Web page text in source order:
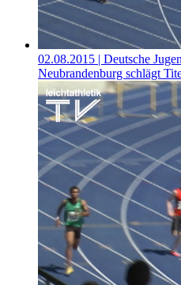
02.08.2015 | Deutsche
Neubrandenburg schlägt